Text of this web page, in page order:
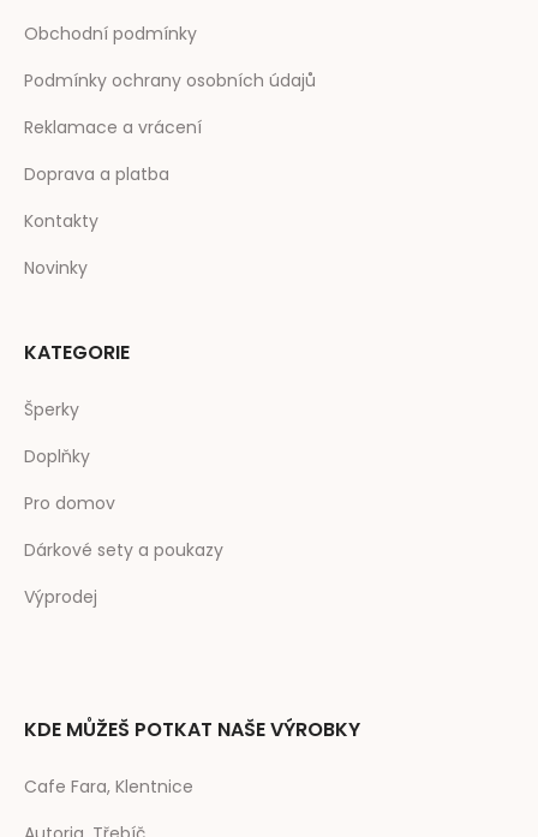
Obchodní podmínky
Podmínky ochrany osobních údajů
Reklamace a vrácení
Doprava a platba
Kontakty
Novinky
KATEGORIE
Šperky
Doplňky
Pro domov
Dárkové sety a poukazy
Výprodej
KDE MŮŽEŠ POTKAT NAŠE VÝROBKY
Cafe Fara, Klentnice